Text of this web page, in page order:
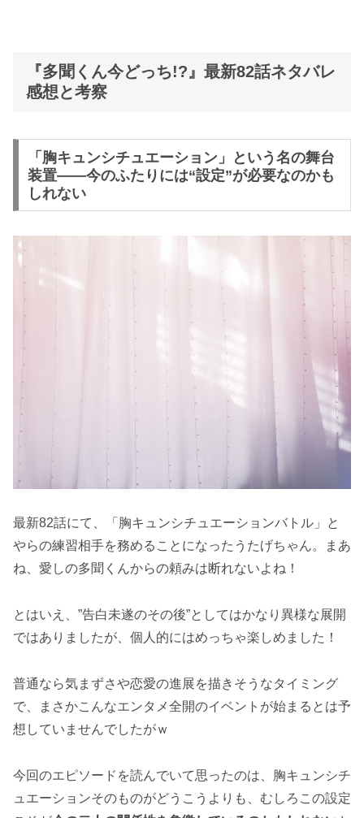
『多聞くん今どっち!?』最新82話ネタバレ
感想と考察
「胸キュンシチュエーション」という名の舞台
装置――今のふたりには“設定”が必要なのかも
しれない
最新82話にて、「胸キュンシチュエーションバトル」と
やらの練習相手を務めることになったうたげちゃん。まあ
ね、愛しの多聞くんからの頼みは断れないよね！
とはいえ、”告白未遂のその後”としてはかなり異様な展開
ではありましたが、個人的にはめっちゃ楽しめました！
普通なら気まずさや恋愛の進展を描きそうなタイミング
で、まさかこんなエンタメ全開のイベントが始まるとは予
想していませんでしたがｗ
今回のエピソードを読んでいて思ったのは、胸キュンシチ
ュエーションそのものがどうこうよりも、むしろこの設定